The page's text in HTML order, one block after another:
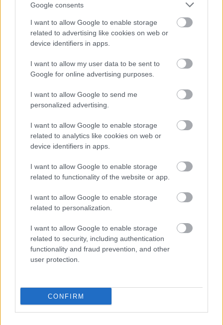
Google consents
I want to allow Google to enable storage
related to advertising like cookies on web or
device identifiers in apps.
I want to allow my user data to be sent to
Google for online advertising purposes.
I want to allow Google to send me
personalized advertising.
I want to allow Google to enable storage
related to analytics like cookies on web or
device identifiers in apps.
I want to allow Google to enable storage
related to functionality of the website or app.
I want to allow Google to enable storage
related to personalization.
I want to allow Google to enable storage
related to security, including authentication
functionality and fraud prevention, and other
user protection.
CONFIRM
szabadedzésen is új gumival megyünk majd. A
pálya nagyon izgalmas, a belső kamerás
felvételeken nem látszik, de nagyon komoly
szórakoztató is itt a versenyzés. Speciális helyzet
kijárjuk a murvás részeket, hogy megjelenik az
tapadás. A kedvenc részem a joker és a vele
párhuzamos szakasz, mert ezek nem a máshol
megszokott egyszerű kanyarok, hanem többféle
megoldással kivitelezhetőek, és mindegyik lehet
nagyon gyors, így verseny közben kell meghozni a jó
döntést.”– elemezte a pályát Kiss Pál Tamás.